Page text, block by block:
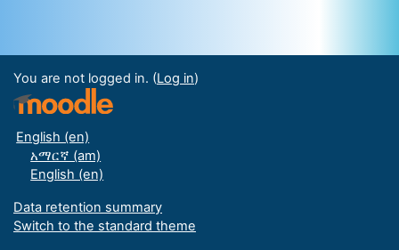
You are not logged in. (Log in)
English ‎(en)‎
አማርኛ ‎(am)‎
English ‎(en)‎
Data retention summary
Switch to the standard theme